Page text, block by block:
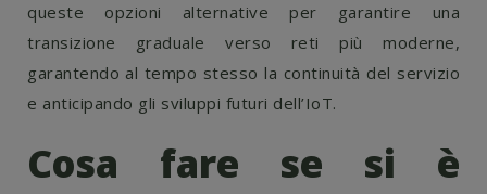
queste opzioni alternative per garantire una
transizione graduale verso reti più moderne,
garantendo al tempo stesso la continuità del servizio
e anticipando gli sviluppi futuri dell’IoT.
Cosa fare se si è